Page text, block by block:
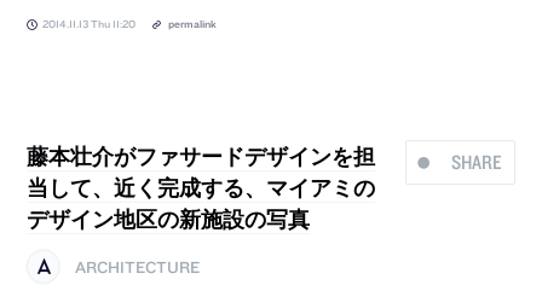
2014.11.13 Thu 11:20 permalink
SHARE
藤本壮介がファサードデザインを担
当して、近く完成する、マイアミの
デザイン地区の新施設の写真
ARCHITECTURE